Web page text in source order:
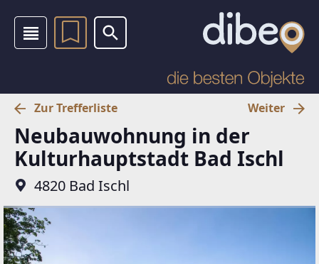
Zur Trefferliste Weiter
Neubauwohnung in der
Kulturhauptstadt Bad Ischl
4820 Bad Ischl